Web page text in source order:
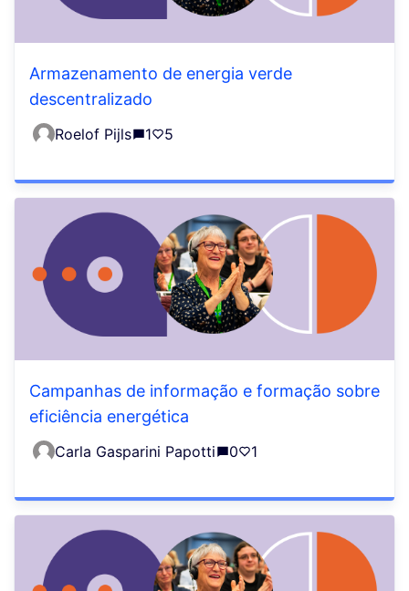
Armazenamento de energia verde
descentralizado
Roelof Pijls 1 5
Campanhas de informação e formação sobre
eficiência energética
Carla Gasparini Papotti 0 1